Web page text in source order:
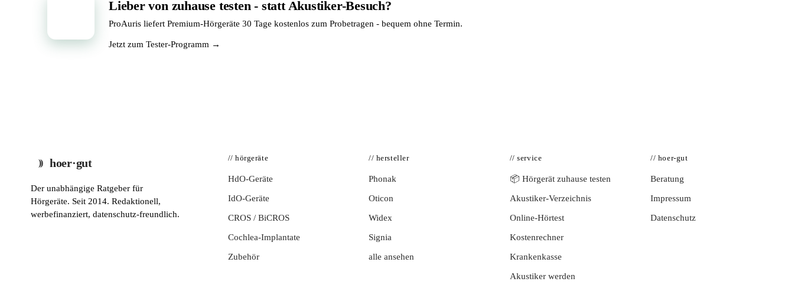
Lieber von zuhause testen - statt Akustiker-Besuch?
ProAuris liefert Premium-Hörgeräte 30 Tage kostenlos zum Probetragen - bequem ohne Termin.
Jetzt zum Tester-Programm →
hoer·gut
Der unabhängige Ratgeber für
Hörgeräte. Seit 2014. Redaktionell,
werbefinanziert, datenschutz-freundlich.
// hörgeräte
HdO-Geräte
IdO-Geräte
CROS / BiCROS
Cochlea-Implantate
Zubehör
// hersteller
Phonak
Oticon
Widex
Signia
alle ansehen
// service
📦 Hörgerät zuhause testen
Akustiker-Verzeichnis
Online-Hörtest
Kostenrechner
Krankenkasse
Akustiker werden
// hoer-gut
Beratung
Impressum
Datenschutz